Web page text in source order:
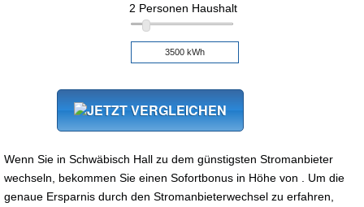
2 Personen Haushalt
Wenn Sie in Schwäbisch Hall zu dem günstigsten Stromanbieter
wechseln, bekommen Sie einen Sofortbonus in Höhe von . Um die
genaue Ersparnis durch den Stromanbieterwechsel zu erfahren,